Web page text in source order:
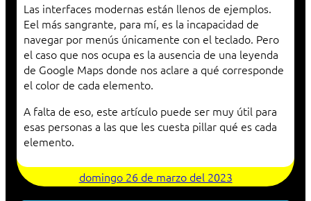
Las interfaces modernas están llenos de ejemplos.
Eel más sangrante, para mí, es la incapacidad de
navegar por menús únicamente con el teclado. Pero
el caso que nos ocupa es la ausencia de una leyenda
de Google Maps donde nos aclare a qué corresponde
el color de cada elemento.
A falta de eso, este artículo puede ser muy útil para
esas personas a las que les cuesta pillar qué es cada
elemento.
domingo 26 de marzo del 2023